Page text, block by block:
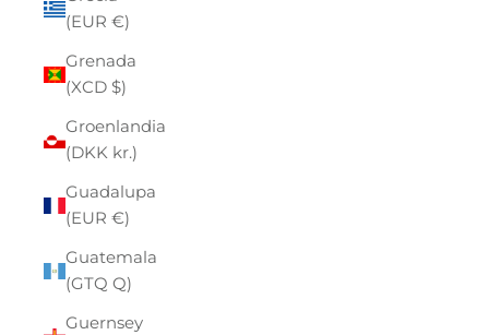
(EUR €)
Grenada
(XCD $)
Groenlandia
(DKK kr.)
Guadalupa
(EUR €)
Guatemala
(GTQ Q)
Guernsey